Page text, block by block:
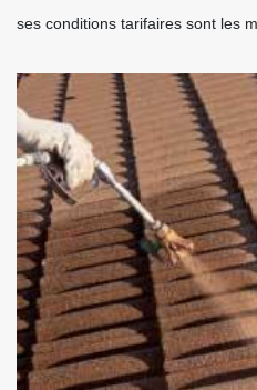
ses conditions tarifaires sont les